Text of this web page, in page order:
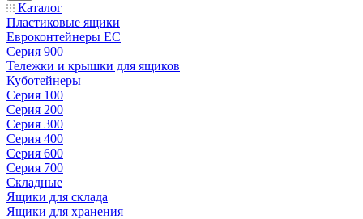
Каталог
Пластиковые ящики
Евроконтейнеры ЕС
Серия 900
Тележки и крышки для ящиков
Куботейнеры
Серия 100
Серия 200
Серия 300
Серия 400
Серия 600
Серия 700
Складные
Ящики для склада
Ящики для хранения